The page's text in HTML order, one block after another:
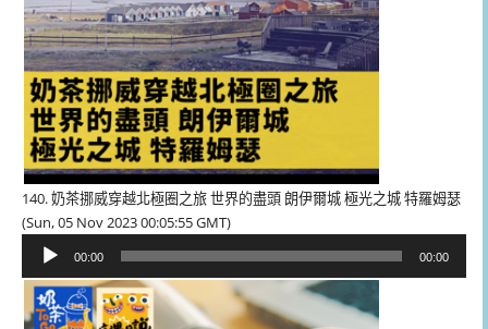
140. 奶茶挪威穿越北極圈之旅 世界的盡頭 朗伊爾城 極光之城 特羅姆瑟
(Sun, 05 Nov 2023 00:05:55 GMT)
播
放
00:00 00:00